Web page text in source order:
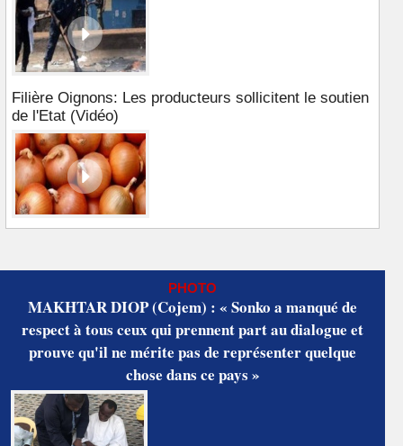
Filière Oignons: Les producteurs sollicitent le soutien
de l'Etat (Vidéo)
PHOTO
MAKHTAR DIOP (Cojem) : « Sonko a manqué de
respect à tous ceux qui prennent part au dialogue et
prouve qu'il ne mérite pas de représenter quelque
chose dans ce pays »